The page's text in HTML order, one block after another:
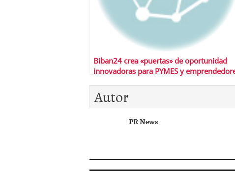
Biban24 crea «puertas» de oportunidad
innovadoras para PYMES y
Autor
PR News